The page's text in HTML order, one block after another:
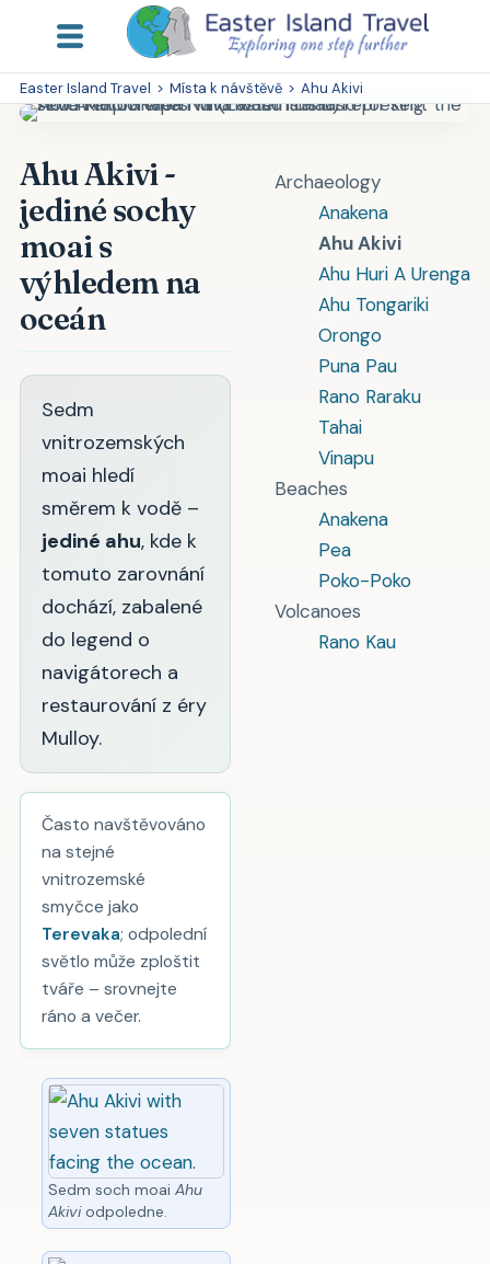
Easter Island Travel > Místa k návštěvě > Ahu Akivi
Archaeology
Anakena
Ahu Akivi
Ahu Huri A Urenga
Ahu Tongariki
Orongo
Puna Pau
Rano Raraku
Tahai
Vinapu
Beaches
Anakena
Pea
Poko-Poko
Volcanoes
Rano Kau
Ahu Akivi -
jediné sochy
moai s
výhledem na
oceán
Sedm
vnitrozemských
moai hledí
směrem k vodě –
jediné ahu, kde k
tomuto zarovnání
dochází, zabalené
do legend o
navigátorech a
restaurování z éry
Mulloy.
Často navštěvováno
na stejné
vnitrozemské
smyčce jako
Terevaka; odpolední
světlo může zploštit
tváře – srovnejte
ráno a večer.
Sedm soch moai Ahu
Akiviodpoledne.